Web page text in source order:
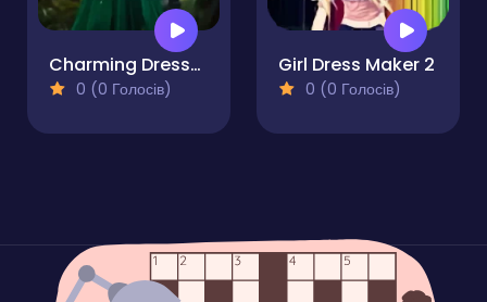
Charming Dress-up and Makeup
0 (0 Голосів)
Girl Dress Maker 2
0 (0 Голосів)